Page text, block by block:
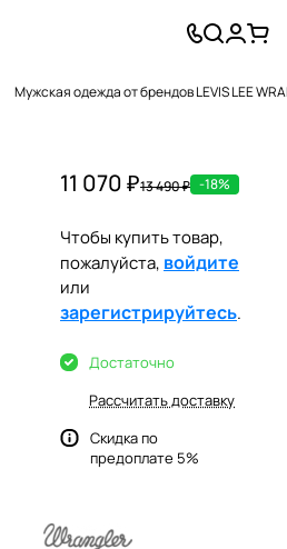
Мужская одежда от брендов LEVIS LEE
11 070 ₽13 490 ₽ -18%
Чтобы купить товар,
пожалуйста, войдите
или
зарегистрируйтесь.
Достаточно
Рассчитать доставку
Скидка по
предоплате 5%